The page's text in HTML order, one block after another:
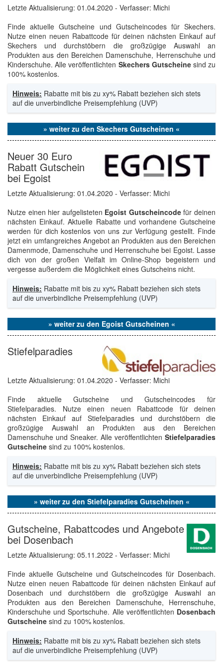
Letzte Aktualisierung: 01.04.2020 - Verfasser: Michi
Finde aktuelle Gutscheine und Gutscheincodes für Skechers.
Nutze einen neuen Rabattcode für deinen nächsten Einkauf auf
Skechers und durchstöbern die großzügige Auswahl an
Produkten aus den Bereichen Damenschuhe, Herrenschuhe und
Kinderschuhe. Alle veröffentlichten Skechers Gutscheinesind zu
100% kostenlos.
Hinweis: Rabatte mit bis zu xy% Rabatt beziehen sich stets
auf die unverbindliche Preisempfehlung (UVP)
» weiter zu den Skechers Gutscheinen «
Neuer 30 Euro
Rabatt Gutschein
bei Egoist
Letzte Aktualisierung: 01.04.2020 - Verfasser: Michi
Nutze einen hier aufgelisteten Egoist Gutscheincodefür deinen
nächsten Einkauf. Aktuelle Rabatte und vorhandene Gutscheine
werden für dich kostenlos von uns zur Verfügung gestellt. Finde
jetzt ein umfangreiches Angebot an Produkten aus den Bereichen
Damenmode, Damenschuhe und Herrenschuhe bei Egoist. Lasse
dich von der großen Vielfalt im Online-Shop begeistern und
vergesse außerdem die Möglichkeit eines Gutscheins nicht.
Hinweis: Rabatte mit bis zu xy% Rabatt beziehen sich stets
auf die unverbindliche Preisempfehlung (UVP)
» weiter zu den Egoist Gutscheinen «
Stiefelparadies
Letzte Aktualisierung: 01.04.2020 - Verfasser: Michi
Finde aktuelle Gutscheine und Gutscheincodes für
Stiefelparadies. Nutze einen neuen Rabattcode für deinen
nächsten Einkauf auf Stiefelparadies und durchstöbern die
großzügige Auswahl an Produkten aus den Bereichen
Damenschuhe und Sneaker. Alle veröffentlichten Stiefelparadies
Gutscheine sind zu 100% kostenlos.
Hinweis: Rabatte mit bis zu xy% Rabatt beziehen sich stets
auf die unverbindliche Preisempfehlung (UVP)
» weiter zu den Stiefelparadies Gutscheinen «
Gutscheine, Rabattcodes und Angebote
bei Dosenbach
Letzte Aktualisierung: 05.11.2022 - Verfasser: Michi
Finde aktuelle Gutscheine und Gutscheincodes für Dosenbach.
Nutze einen neuen Rabattcode für deinen nächsten Einkauf auf
Dosenbach und durchstöbern die großzügige Auswahl an
Produkten aus den Bereichen Damenschuhe, Herrenschuhe,
Kinderschuhe und Sportschuhe. Alle veröffentlichten Dosenbach
Gutscheine sind zu 100% kostenlos.
Hinweis: Rabatte mit bis zu xy% Rabatt beziehen sich stets
auf die unverbindliche Preisempfehlung (UVP)